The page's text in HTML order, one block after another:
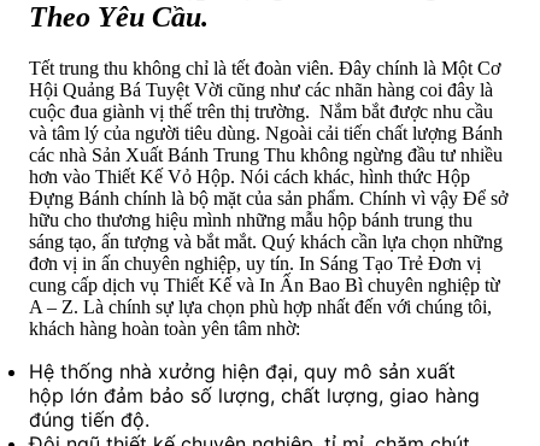
Theo Yêu Cầu.
Tết trung thu không chỉ là tết đoàn viên. Đây chính là Một Cơ
Hội Quảng Bá Tuyệt Vời cũng như các nhãn hàng coi đây là
cuộc đua giành vị thế trên thị trường. Nắm bắt được nhu cầu
và tâm lý của người tiêu dùng. Ngoài cải tiến chất lượng Bánh
các nhà Sản Xuất Bánh Trung Thu không ngừng đầu tư nhiều
hơn vào Thiết Kế Vỏ Hộp. Nói cách khác, hình thức Hộp
Đựng Bánh chính là bộ mặt của sản phẩm. Chính vì vậy Để sở
hữu cho thương hiệu mình những mẫu hộp bánh trung thu
sáng tạo, ấn tượng và bắt mắt. Quý khách cần lựa chọn những
đơn vị in ấn chuyên nghiệp, uy tín. In Sáng Tạo Trẻ Đơn vị
cung cấp dịch vụ Thiết Kế và In Ấn Bao Bì chuyên nghiệp từ
A – Z. Là chính sự lựa chọn phù hợp nhất đến với chúng tôi,
khách hàng hoàn toàn yên tâm nhờ:
Hệ thống nhà xưởng hiện đại, quy mô sản xuất
hộp lớn đảm bảo số lượng, chất lượng, giao hàng
đúng tiến độ.